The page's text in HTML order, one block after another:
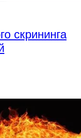
скрининга